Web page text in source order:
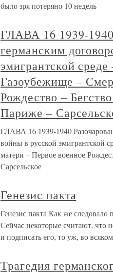
было зря потеряно 10 недель
ГЛАВА 16 1939-1940
германским
эмигрантской
Газоубежище –
Рождество –
Париже –
ГЛАВА 16 1939-1940
войны в русской эмигрантской
матери – Первое военное
Сарсельское
Генезис пакта
Генезис пакта Как же следовало
Сейчас некоторые считают, что
и подписать его, то уж, во
Трагедия